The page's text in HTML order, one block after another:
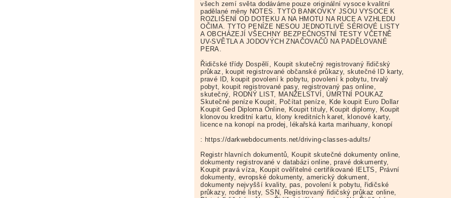
všech zemí světa dodáváme pouze originální vysoce kvalitní
padělané měny NOTES. TYTO BANKOVKY JSOU VYSOCE K
ROZLIŠENÍ OD DOTEKU A NA HMOTU NA RUCE A VZHLEDU
OČIMA. TYTO PENÍZE NESOU JEDNOTLIVÉ SÉRIOVÉ LISTY
A OBCHÁZEJÍ VŠECHNY BEZPEČNOSTNÍ TESTY VČETNĚ
UV-SVĚTLA A JODOVÝCH ZNAČOVAČŮ NA PADĚLOVANÉ
PERA.
Řidičské třídy Dospělí, Koupit skutečný registrovaný řidičský
průkaz, koupit registrované občanské průkazy, skutečné ID karty,
pravé ID, koupit povolení k pobytu, povolení k pobytu, trvalý
pobyt, koupit registrované pasy, registrovaný pas online,
skutečný, RODNÝ LIST, MANŽELSTVÍ, ÚMRTNÍ POUKAZ
Skutečné peníze Koupit, Počítat peníze, Kde koupit Euro Dollar
Koupit Ged Diploma Online, Koupit tituly, Koupit diplomy, Koupit
klonovou kreditní kartu, klony kreditních karet, klonové karty,
licence na konopí na prodej, lékařská karta marihuany, konopí
: https://darkwebdocuments.net/driving-classes-adults/
Registr hlavních dokumentů, Koupit skutečné dokumenty online,
dokumenty registrované v databázi online, pravé dokumenty,
Koupit pravá víza, Koupit ověřitelné certifikované IELTS, Právní
dokumenty, evropské dokumenty, americký dokument,
dokumenty nejvyšší kvality, pas, povolení k pobytu, řidičské
průkazy, rodné listy, SSN, Registrovaný řidičský průkaz online,